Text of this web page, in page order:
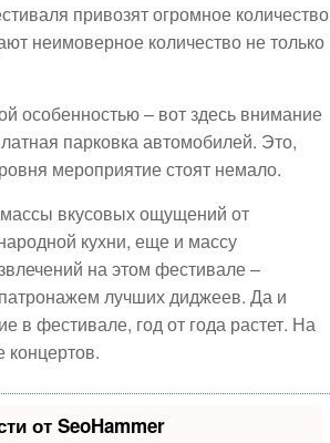
привозят огромное количество
неимоверное количество не только
особенностью – вот здесь внимание
парковка автомобилей. Это,
мероприятие стоят немало.
вкусовых ощущений от
кухни, еще и массу
на этом фестивале –
лучших диджеев. Да и
в фестивале, год от года растет. На
от SeoHammer